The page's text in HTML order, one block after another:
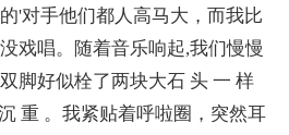
'对手他们都人高马大，而我比
戏唱。随着音乐响起,我们慢慢
脚好似栓了两块大石 头 一 样
重 。我紧贴着呼啦圈，突然耳